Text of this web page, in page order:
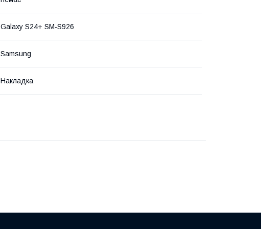
Galaxy S24+ SM-S926
Samsung
Накладка